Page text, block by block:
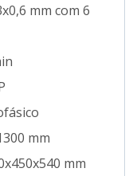
mm com 6
mm
mm